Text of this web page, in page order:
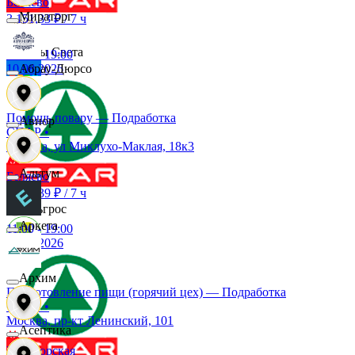
Дары Света
Детский мир
Звезда
Зельгрос
Зенден
Инканто
Мираторг
Абрау-Дюрсо
Авиор
Альтум
Аркета
Архим
Асептика
3 151,33 ₽/7 ч
11:00 -19:00
10.08.2026
Помощь повару — Подработка
СПАР•
Москва, ул Миклухо-Маклая, 18к3
Беляево
2 329,39 ₽ / 7 ч
11:00-19:00
10.08.2026
Приготовление пищи (горячий цех) — Подработка
СПАР•
Москва, пр-кт Ленинский, 101
Новаторская